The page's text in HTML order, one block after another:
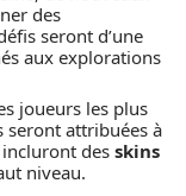
des
seront d’une
aux explorations
joueurs les plus
seront attribuées à
incluront des skins
niveau.